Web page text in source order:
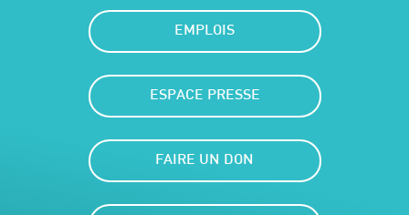
EMPLOIS
ESPACE PRESSE
FAIRE UN DON